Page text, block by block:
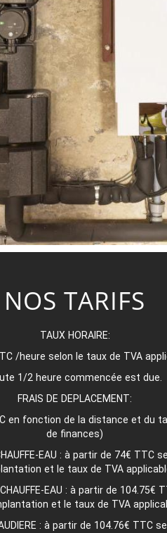
NOS TARIFS
TAUX HORAIRE:
/heure selon le taux de TVA
1/2 heure commencée est due.
FRAIS DE DEPLACEMENT:
en fonction de la distance et du
de finances)
EAU : à partir de 74€ TTC
et le taux de TVA
CHAUFFE-EAU : à partir de
et le taux de TVA
: à partir de 104.76€ TTC